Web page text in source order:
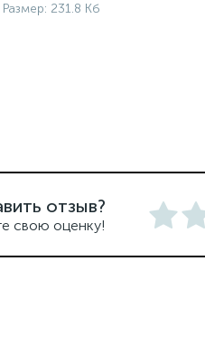
Размер: 231.8 Кб
отзыв?
свою оценку!